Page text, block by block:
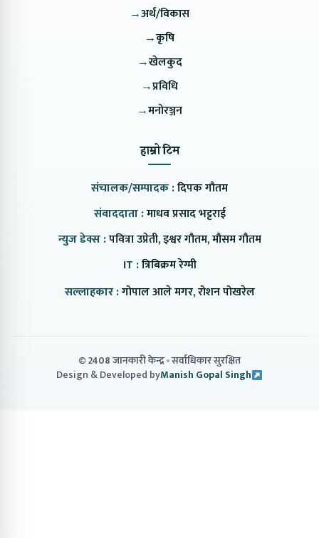
→अर्थ/विकास
→कृषि
→खेलकुद
→प्रविधि
→मनोरञ्जन
हाम्रो टिम
संचालक/सम्पादक :दिपक गौतम
संवाददाता :माधव प्रसाद भट्टराई
न्युज डेक्स :पवित्रा उप्रेती, इश्वर गौतम, मौसम गौतम
IT :त्रिबिक्रम रेग्मी
सल्लाहकार :गोपाल आले मगर, रोशन पोखरेल
© 2408 जानकारी केन्द्र सर्वाधिकार सुरक्षित
Design & Developed byManish Gopal Singh